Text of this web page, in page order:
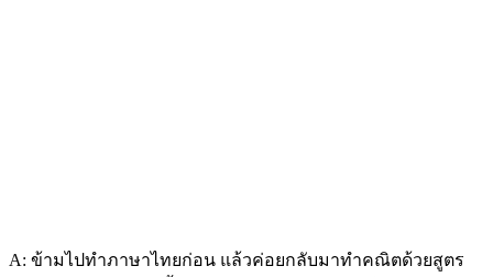
A: ข้ามไปทำภาษาไทยก่อน แล้วค่อยกลับมาทำคณิตด้วยสูตร